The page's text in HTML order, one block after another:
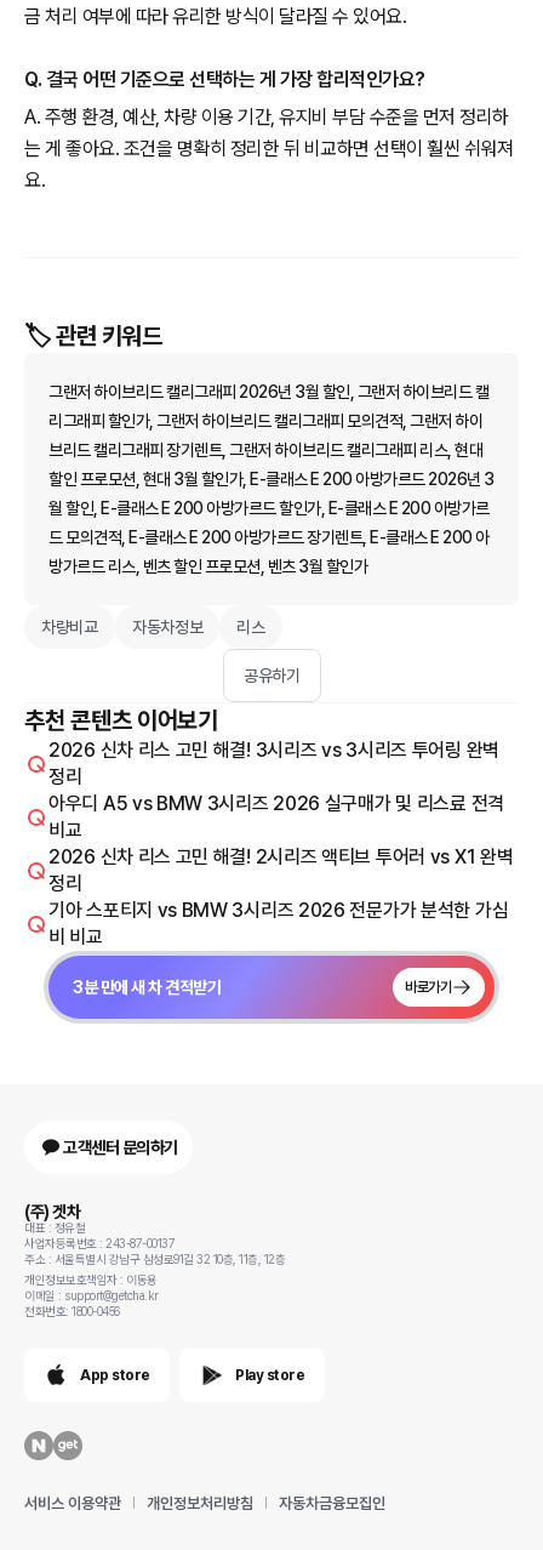
금 처리 여부에 따라 유리한 방식이 달라질 수 있어요.
Q. 결국 어떤 기준으로 선택하는 게 가장 합리적인가요?
A. 주행 환경, 예산, 차량 이용 기간, 유지비 부담 수준을 먼저 정리하
는 게 좋아요. 조건을 명확히 정리한 뒤 비교하면 선택이 훨씬 쉬워져
요.
🏷️ 관련 키워드
그랜저 하이브리드 캘리그래피 2026년 3월 할인, 그랜저 하이브리드 캘
리그래피 할인가, 그랜저 하이브리드 캘리그래피 모의견적, 그랜저 하이
브리드 캘리그래피 장기렌트, 그랜저 하이브리드 캘리그래피 리스, 현대
할인 프로모션, 현대 3월 할인가, E-클래스 E 200 아방가르드 2026년 3
월 할인, E-클래스 E 200 아방가르드 할인가, E-클래스 E 200 아방가르
드 모의견적, E-클래스 E 200 아방가르드 장기렌트, E-클래스 E 200 아
방가르드 리스, 벤츠 할인 프로모션, 벤츠 3월 할인가
차량비교 자동차정보 리스
공유하기
추천 콘텐츠 이어보기
2026 신차 리스 고민 해결! 3시리즈 vs 3시리즈 투어링 완벽
정리
아우디 A5 vs BMW 3시리즈 2026 실구매가 및 리스료 전격
비교
2026 신차 리스 고민 해결! 2시리즈 액티브 투어러 vs X1 완벽
정리
기아 스포티지 vs BMW 3시리즈 2026 전문가가 분석한 가심
비 비교
3분 만에 새 차 견적받기 바로가기
고객센터 문의하기
(주) 겟차
대표 : 정유철
사업자등록번호 : 243-87-00137
주소 : 서울특별시 강남구 삼성로91길 32 10층, 11층, 12층
개인정보보호책임자 : 이동용
이메일 : support@getcha.kr
전화번호: 1800-0456
App store Play store
서비스 이용약관 개인정보처리방침 자동차금융모집인